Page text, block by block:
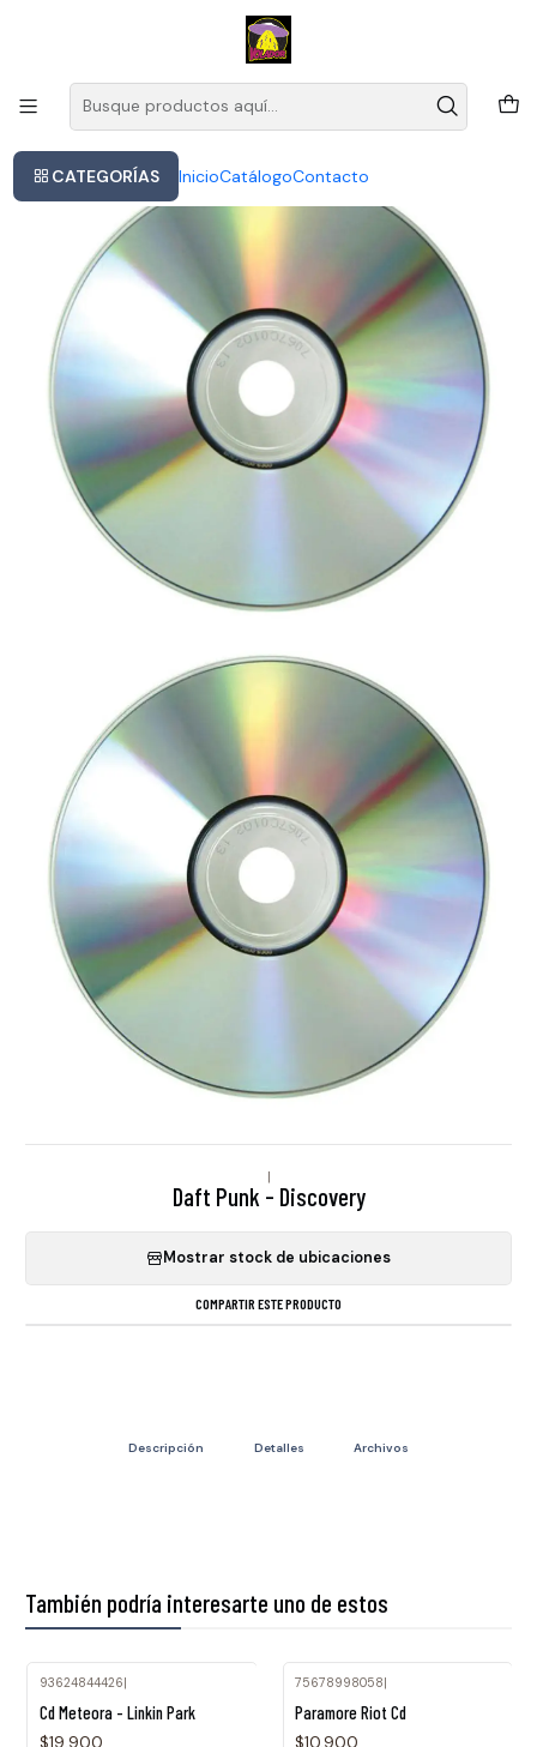
CATEGORÍAS InicioCatálogoContacto
Este es el texto del slide
|
Daft Punk - Discovery
Mostrar stock de ubicaciones
COMPARTIR ESTE PRODUCTO
Descripción Detalles Archivos
También podría interesarte uno de estos
93624844426|
Cd Meteora - Linkin Park
$19.900
75678998058|
Paramore Riot Cd
$10.900